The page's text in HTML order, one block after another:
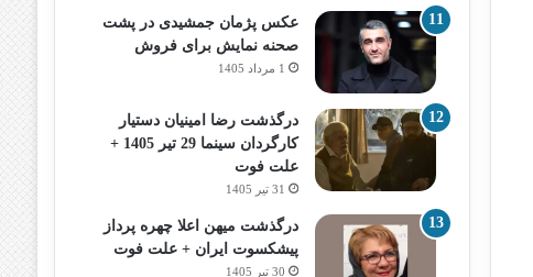
عکس پژمان جمشیدی در پشت
صحنه نمایش برای فروش
1 مرداد 1405
درگذشت رضا امینیان دستیار
کارگردان سینما 29 تیر 1405 +
علت فوت
31 تیر 1405
درگذشت میهن اعلا چهره پرداز
پیشکسوت ایران + علت فوت
30 تیر 1405